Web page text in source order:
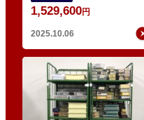
の鉄道模型 多数
1,529,600円
2025.10.06